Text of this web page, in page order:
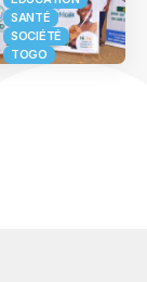
SANTÉ
SOCIÉTÉ
TOGO